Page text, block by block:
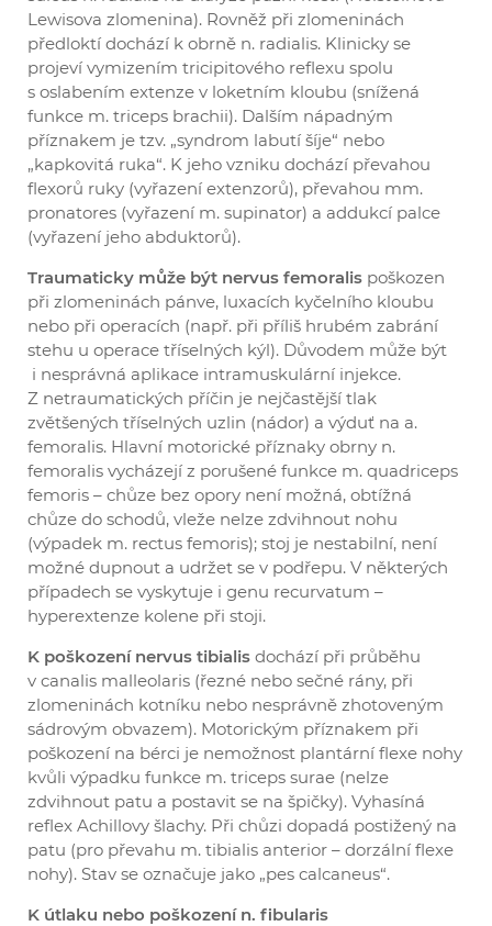
Lewisova zlomenina). Rovněž při zlomeninách
předloktí dochází k obrně n. radialis. Klinicky se
projeví vymizením tricipitového reflexu spolu
s oslabením extenze v loketním kloubu (snížená
funkce m. triceps brachii). Dalším nápadným
příznakem je tzv. „syndrom labutí šíje“ nebo
„kapkovitá ruka“. K jeho vzniku dochází převahou
flexorů ruky (vyřazení extenzorů), převahou mm.
pronatores (vyřazení m. supinator) a addukcí palce
(vyřazení jeho abduktorů).
Traumaticky může být nervus femoralis poškozen
při zlomeninách pánve, luxacích kyčelního kloubu
nebo při operacích (např. při příliš hrubém zabrání
stehu u operace tříselných kýl). Důvodem může být
i nesprávná aplikace intramuskulární injekce.
Z netraumatických příčin je nejčastější tlak
zvětšených tříselných uzlin (nádor) a výduť na a.
femoralis. Hlavní motorické příznaky obrny n.
femoralis vycházejí z porušené funkce m. quadriceps
femoris – chůze bez opory není možná, obtížná
chůze do schodů, vleže nelze zdvihnout nohu
(výpadek m. rectus femoris); stoj je nestabilní, není
možné dupnout a udržet se v podřepu. V některých
případech se vyskytuje i genu recurvatum –
hyperextenze kolene při stoji.
K poškození nervus tibialis dochází při průběhu
v canalis malleolaris (řezné nebo sečné rány, při
zlomeninách kotníku nebo nesprávně zhotoveným
sádrovým obvazem). Motorickým příznakem při
poškození na bérci je nemožnost plantární flexe nohy
kvůli výpadku funkce m. triceps surae (nelze
zdvihnout patu a postavit se na špičky). Vyhasíná
reflex Achillovy šlachy. Při chůzi dopadá postižený na
patu (pro převahu m. tibialis anterior – dorzální flexe
nohy). Stav se označuje jako „pes calcaneus“.
K útlaku nebo poškození n. fibularis